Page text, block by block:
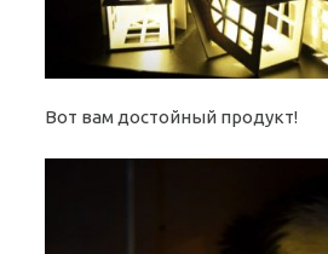
Вот вам достойный продукт!